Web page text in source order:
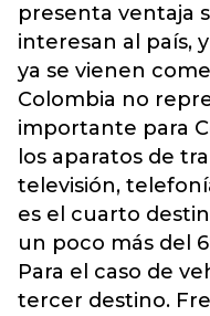
presenta ventaja
interesan al país,
ya se vienen
Colombia no
importante para
los aparatos de
televisión,
es el cuarto
un poco más del
Para el caso de
tercer destino.